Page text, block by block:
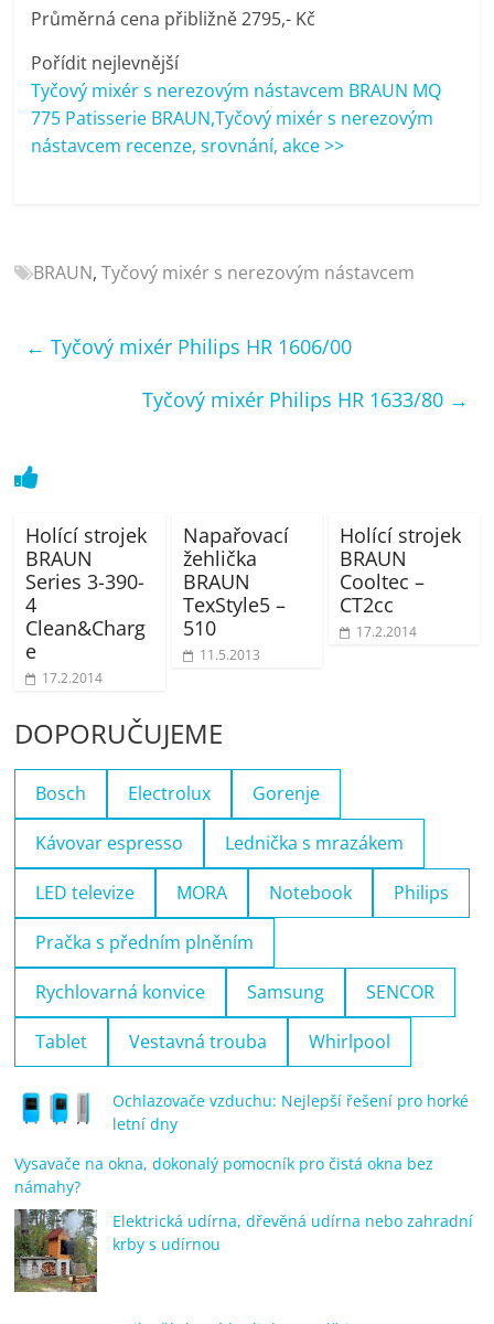
notebooky,
telefony,
kávovary,
bazény
Průměrná cena přibližně 2795,- Kč
Pořídit nejlevnější
Tyčový mixér s nerezovým nástavcem BRAUN MQ
775 Patisserie BRAUN,Tyčový mixér s nerezovým
nástavcem recenze, srovnání, akce >>
BRAUN,Tyčový mixér s nerezovým nástavcem
← Tyčový mixér Philips HR 1606/00
Tyčový mixér Philips HR 1633/80 →
Holící strojek
BRAUN
Series 3-390-
4
Clean&Charg
e
17.2.2014
Napařovací
žehlička
BRAUN
TexStyle5 –
510
11.5.2013
Holící strojek
BRAUN
Cooltec –
CT2cc
17.2.2014
DOPORUČUJEME
Bosch Electrolux Gorenje
Kávovar espresso Lednička s mrazákem
LED televize MORA Notebook Philips
Pračka s předním plněním
Rychlovarná konvice Samsung SENCOR
Tablet Vestavná trouba Whirlpool
Ochlazovače vzduchu: Nejlepší řešení pro horké
letní dny
Vysavače na okna, dokonalý pomocník pro čistá okna bez
námahy?
Elektrická udírna, dřevěná udírna nebo zahradní
krby s udírnou